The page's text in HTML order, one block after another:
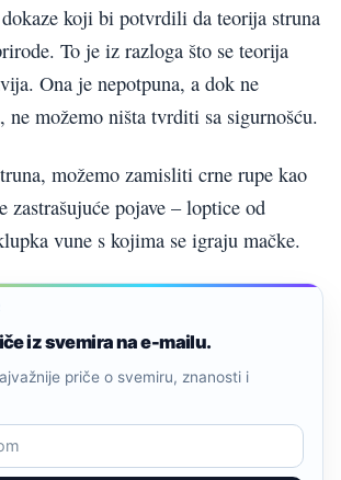
koji bi potvrdili da teorija struna
To je iz razloga što se teorija
Ona je nepotpuna, a dok ne
ne možemo ništa tvrditi sa sigurnošću.
možemo zamisliti crne rupe kao
zastrašujuće pojave – loptice od
vune s kojima se igraju mačke.
iz svemira na e-mailu.
priče o svemiru, znanosti i